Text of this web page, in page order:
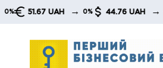
Skip
51.67 UAH → 0% 44.76 UAH → 0%